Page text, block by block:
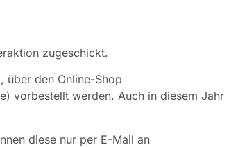
zugeschickt.
über den Online-Shop
vorbestellt werden. Auch in diesem Jahr
diese nur per E-Mail an